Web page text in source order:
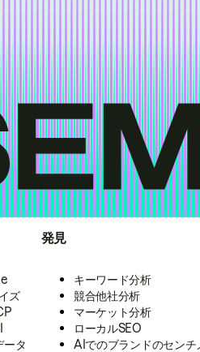
ズ
タ
発見
キーワード分析
競合他社分析
マーケット分析
ローカルSEO
AIでのブランドのセンチ